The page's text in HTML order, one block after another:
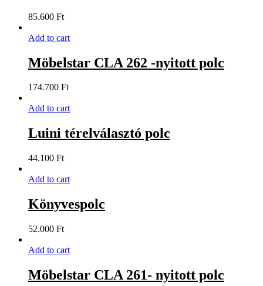
85.600 Ft
Add to cart
Möbelstar CLA 262 -nyitott polc
174.700 Ft
Add to cart
Luini térelválasztó polc
44.100 Ft
Add to cart
Könyvespolc
52.000 Ft
Add to cart
Möbelstar CLA 261- nyitott polc